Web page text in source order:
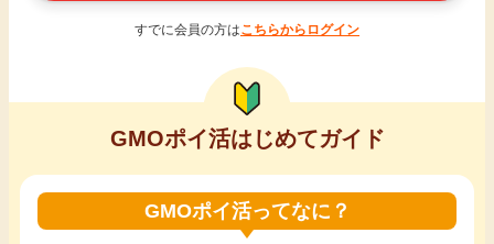
カード比較
月額有料サービス
家計の固定費
すでに会員の方はこちらからログイン
GMOポイ活はじめてガイド
GMOポイ活ってなに？